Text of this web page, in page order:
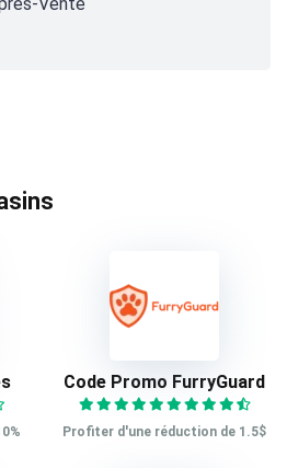
Code Promo FurryGuard
Profiter d'une réduction de 1.5$